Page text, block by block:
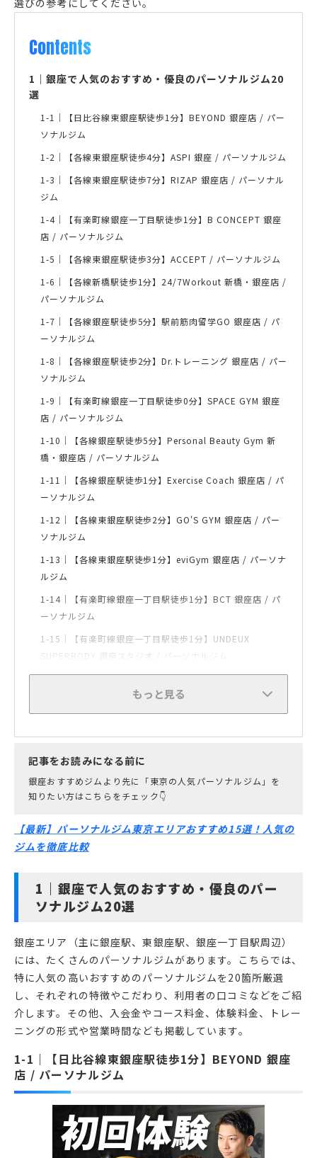
Contents
1 ｜銀座で人気のおすすめ・優良のパーソナルジム20
選
1-1｜
【日比谷線東銀座駅徒歩1分】BEYOND 銀座店 / パー
ソナルジム
1-2｜
【各線東銀座駅徒歩4分】ASPI 銀座 / パーソナルジム
1-3｜
【各線東銀座駅徒歩7分】RIZAP 銀座店 / パーソナル
ジム
1-4｜
【有楽町線銀座一丁目駅徒歩1分】B CONCEPT 銀座
店 / パーソナルジム
1-5｜
【各線東銀座駅徒歩3分】ACCEPT / パーソナルジム
1-6｜
【各線新橋駅徒歩1分】24/7Workout 新橋・銀座店 /
パーソナルジム
1-7｜
【各線銀座駅徒歩5分】駅前筋肉留学GO 銀座店 / パ
ーソナルジム
1-8｜
【各線銀座駅徒歩2分】Dr.トレーニング 銀座店 / パー
ソナルジム
1-9｜
【有楽町線銀座一丁目駅徒歩0分】SPACE GYM 銀座
店 / パーソナルジム
1-10｜
【各線銀座駅徒歩5分】Personal Beauty Gym 新
橋・銀座店 / パーソナルジム
1-11｜
【各線銀座駅徒歩1分】Exercise Coach 銀座店 / パ
ーソナルジム
1-12｜
【各線東銀座駅徒歩2分】GO'S GYM 銀座店 / パー
ソナルジム
1-13｜
【各線東銀座駅徒歩1分】eviGym 銀座店 / パーソナ
ルジム
1-14｜
【有楽町線銀座一丁目駅徒歩1分】BCT 銀座店 / パ
ーソナルジム
1-15｜
【有楽町線銀座一丁目駅徒歩1分】UNDEUX
SUPERBODY 銀座スタジオ / パーソナルジム
もっと見る
記事をお読みになる前に
銀座おすすめジムより先に「東京の人気パーソナルジム」を
知りたい方はこちらをチェック👇
【最新】パーソナルジム東京エリアおすすめ15選！人気の
ジムを徹底比較
銀座で人気のおすすめ・優良のパー
ソナルジム20選
銀座エリア（主に銀座駅、東銀座駅、銀座一丁目駅周辺）
には、たくさんのパーソナルジムがあります。こちらでは、
特に人気の高いおすすめのパーソナルジムを20箇所厳選
し、それぞれの特徴やこだわり、利用者の口コミなどをご紹
介します。その他、入会金やコース料金、体験料金、トレー
ニングの形式や営業時間なども掲載しています。
【日比谷線東銀座駅徒歩1分】BEYOND 銀座
店 / パーソナルジム